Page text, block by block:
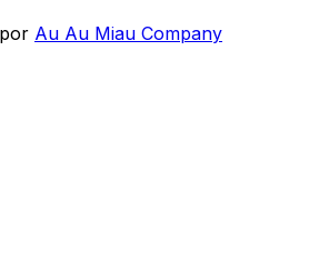
Au Au Miau Company